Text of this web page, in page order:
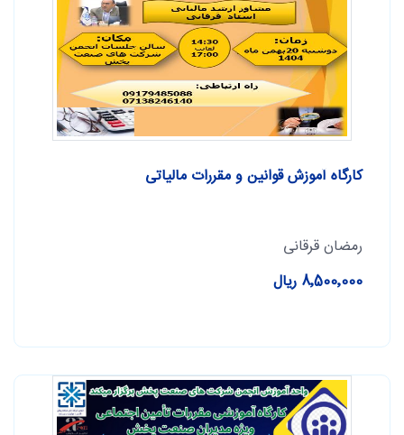
کارگاه آموزش قوانین و مقررات مالیاتی
رمضان قرقانی
8٬500٬000 ریال